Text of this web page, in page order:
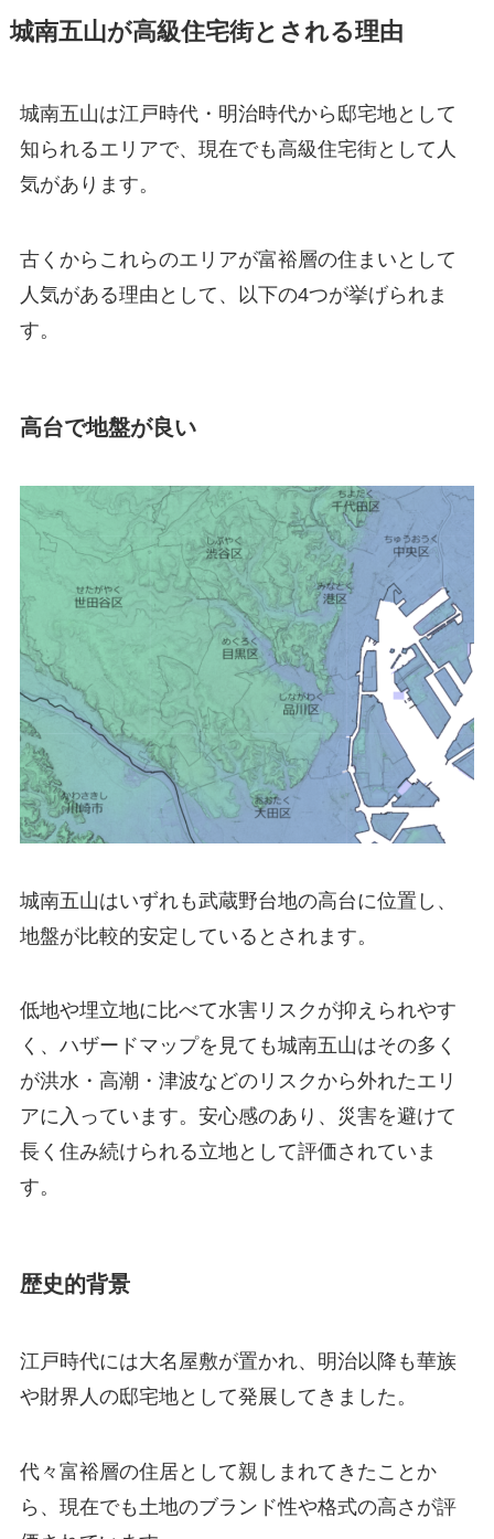
城南五山が高級住宅街とされる理由
城南五山は江戸時代・明治時代から邸宅地として
知られるエリアで、現在でも高級住宅街として人
気があります。
古くからこれらのエリアが富裕層の住まいとして
人気がある理由として、以下の4つが挙げられま
す。
高台で地盤が良い
城南五山はいずれも武蔵野台地の高台に位置し、
地盤が比較的安定しているとされます。
低地や埋立地に比べて水害リスクが抑えられやす
く、ハザードマップを見ても城南五山はその多く
が洪水・高潮・津波などのリスクから外れたエリ
アに入っています。安心感のあり、災害を避けて
長く住み続けられる立地として評価されていま
す。
歴史的背景
江戸時代には大名屋敷が置かれ、明治以降も華族
や財界人の邸宅地として発展してきました。
代々富裕層の住居として親しまれてきたことか
ら、現在でも土地のブランド性や格式の高さが評